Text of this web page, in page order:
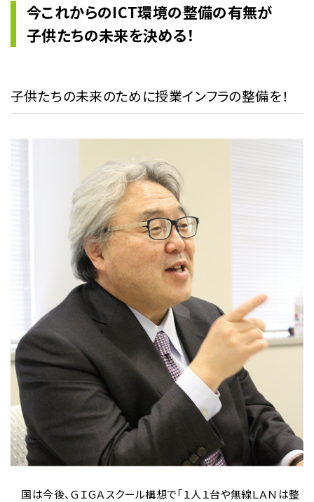
今これからのICT環境の整備の有無が
子供たちの未来を決める！
子供たちの未来のために授業インフラの整備を！
国は今後、ＧＩＧＡスクール構想で「１人１台や無線ＬＡＮは整